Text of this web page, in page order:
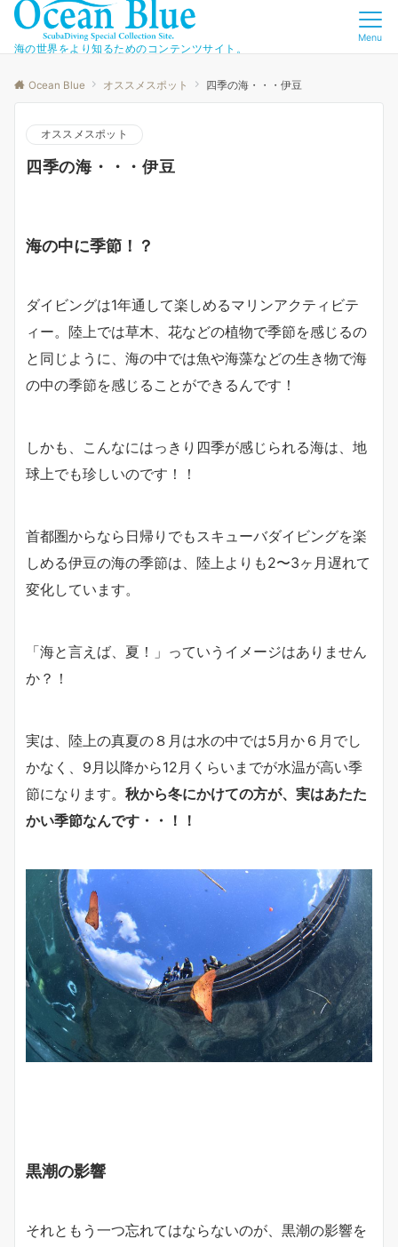
海の世界をより知るためのコンテンツサイト。
Menu
Ocean Blue オススメスポット 四季の海・・・伊豆
オススメスポット
四季の海・・・伊豆
海の中に季節！？
ダイビングは1年通して楽しめるマリンアクティビテ
ィー。陸上では草木、花などの植物で季節を感じるの
と同じように、海の中では魚や海藻などの生き物で海
の中の季節を感じることができるんです！
しかも、こんなにはっきり四季が感じられる海は、地
球上でも珍しいのです！！
首都圏からなら日帰りでもスキューバダイビングを楽
しめる伊豆の海の季節は、陸上よりも2〜3ヶ月遅れて
変化しています。
「海と言えば、夏！」っていうイメージはありません
か？！
実は、陸上の真夏の８月は水の中では5月か６月でし
かなく、9月以降から12月くらいまでが水温が高い季
節になります。 秋から冬にかけての方が、実はあたた
かい季節なんです・・！！
黒潮の影響
それともう一つ忘れてはならないのが、黒潮の影響を